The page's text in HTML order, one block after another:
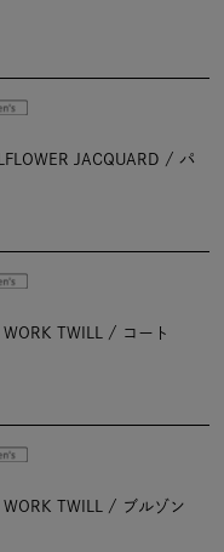
JACQUARD / パ
TWILL / コート
TWILL / ブルゾン